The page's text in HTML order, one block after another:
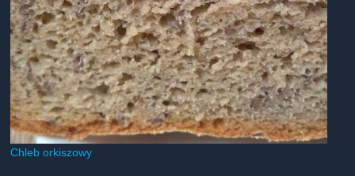
Chleb orkiszowy